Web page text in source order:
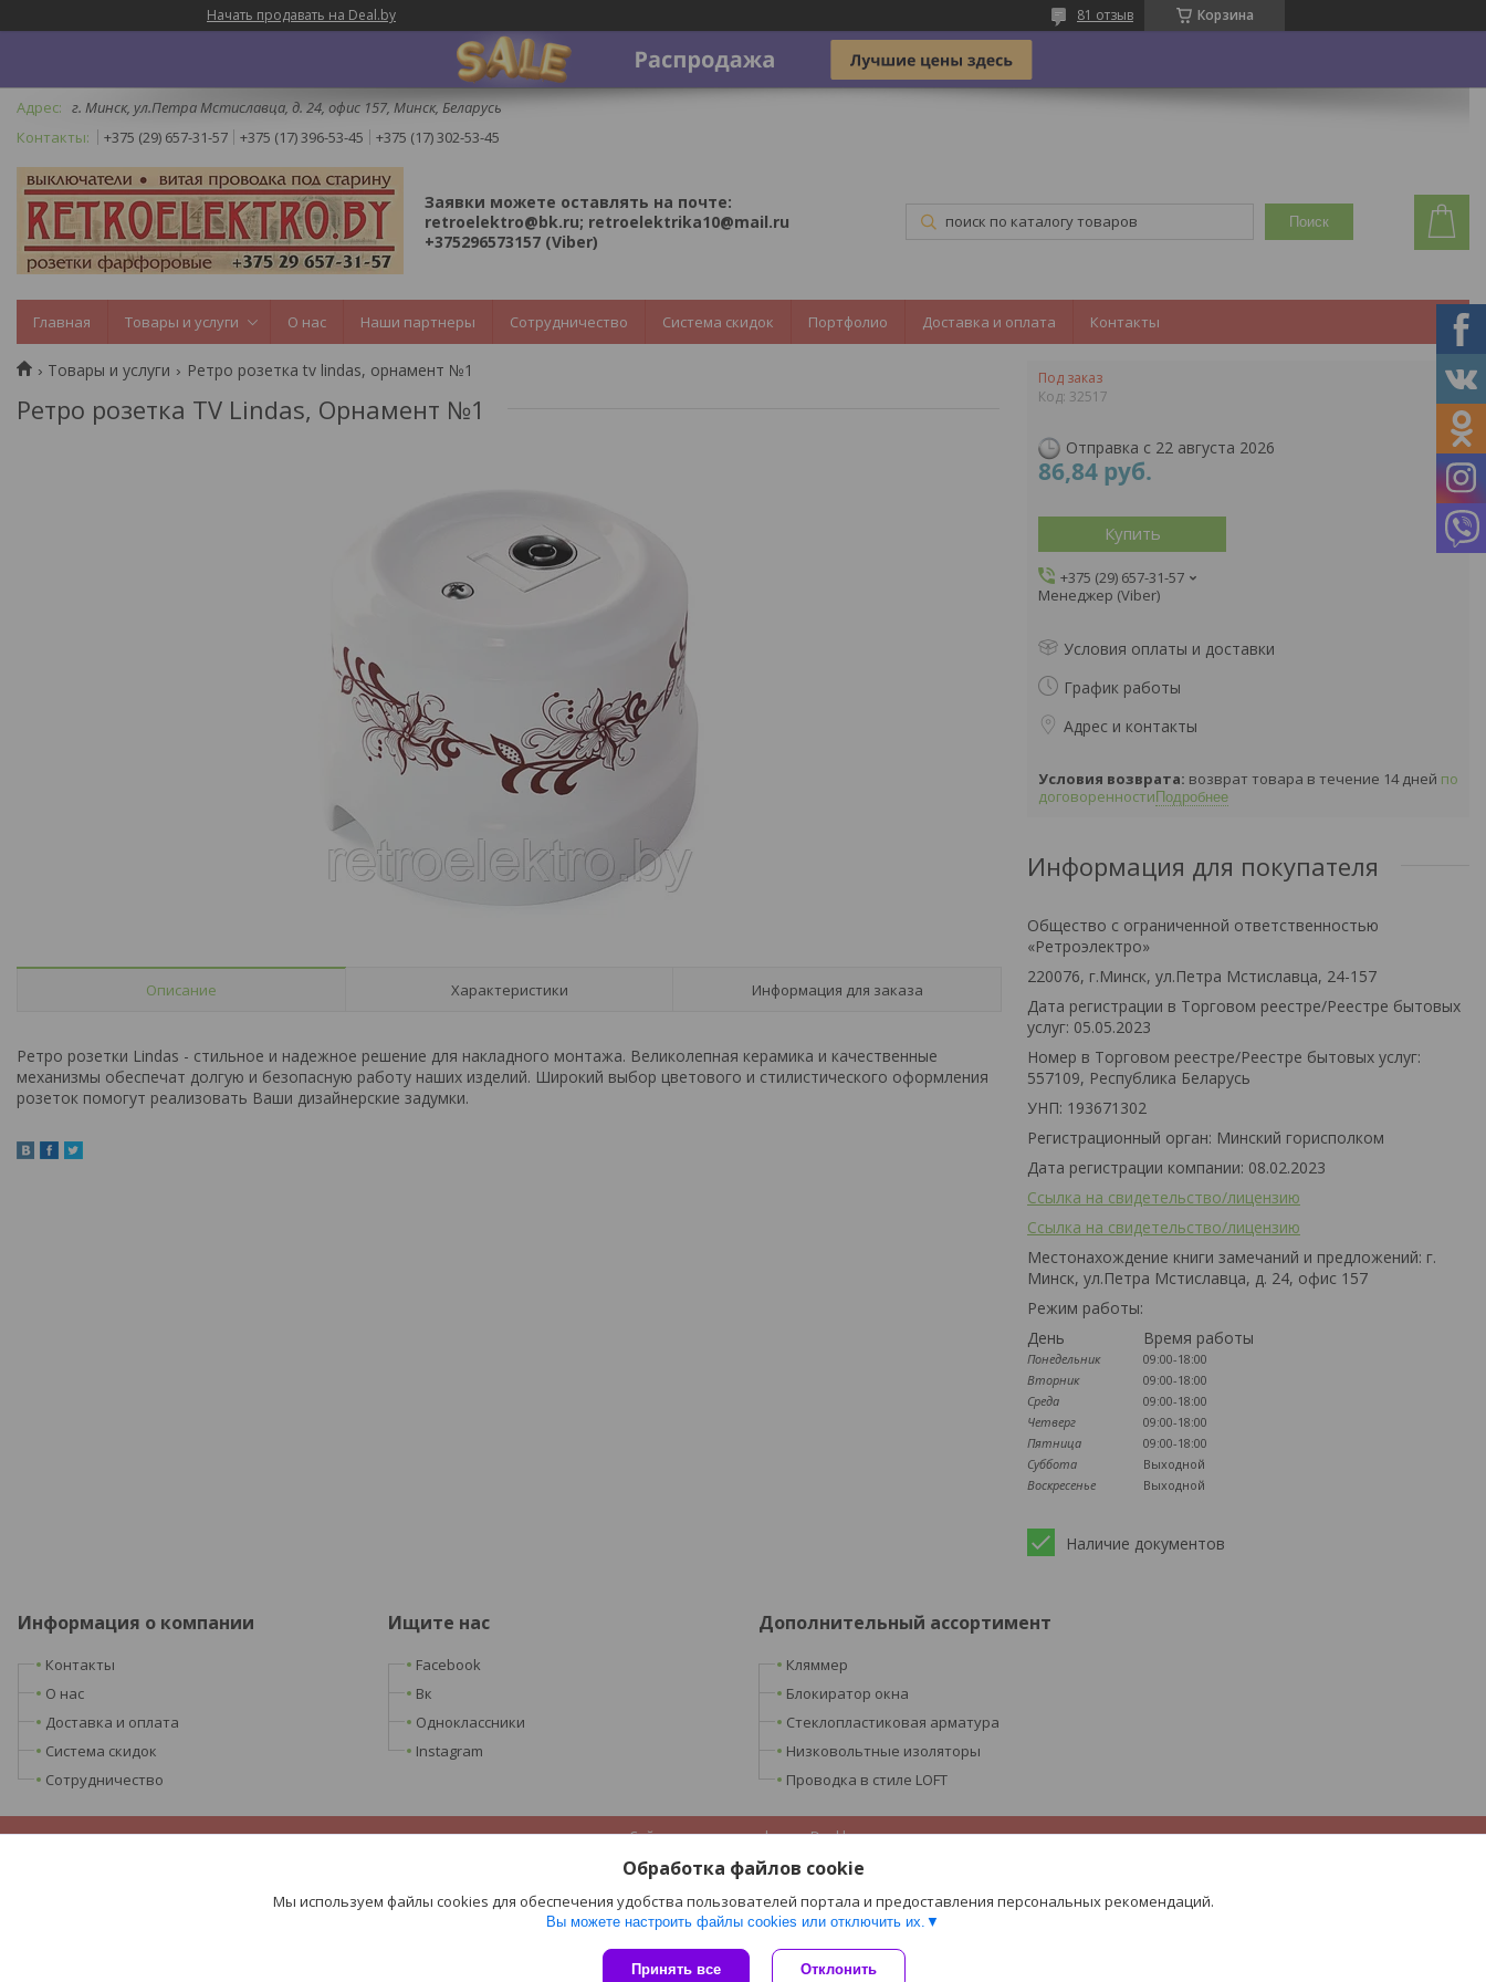
Начать продавать на Deal.by Корзина
81 отзыв
г. Минск, ул.Петра Мстиславца, д. 24, офис 157, Минск, Беларусь
+375 (29) 657-31-57
+375 (17) 396-53-45 +375 (17) 302-53-45
Заявки можете оставлять на почте:
retroelektro@bk.ru; retroelektrika10@mail.ru
+375296573157 (Viber)
Поиск
Главная Товары и услуги О нас Наши партнеры Сотрудничество Система скидок Портфолио Доставка и оплата Контакты
Товары и услуги Ретро розетка tv lindas, орнамент №1
Ретро розетка TV Lindas, Орнамент №1
Описание Характеристики Информация для заказа
Ретро розетки Lindas - стильное и надежное решение для накладного монтажа. Великолепная керамика и качественные
механизмы обеспечат долгую и безопасную работу наших изделий. Широкий выбор цветового и стилистического оформления
розеток помогут реализовать Ваши дизайнерские задумки.
Под заказ
Код: 32517
Отправка с 22 августа 2026
86,84 руб.
Купить
+375 (29) 657-31-57
Менеджер (Viber)
Условия оплаты и доставки
График работы
Адрес и контакты
возврат товара в течение 14 дней по
договоренности Подробнее
Информация для покупателя
Общество с ограниченной ответственностью
«Ретроэлектро»
220076, г.Минск, ул.Петра Мстиславца, 24-157
Дата регистрации в Торговом реестре/Реестре бытовых
услуг: 05.05.2023
Номер в Торговом реестре/Реестре бытовых услуг:
557109, Республика Беларусь
УНП: 193671302
Регистрационный орган: Минский горисполком
Дата регистрации компании: 08.02.2023
Ссылка на свидетельство/лицензию
Ссылка на свидетельство/лицензию
Местонахождение книги замечаний и предложений: г.
Минск, ул.Петра Мстиславца, д. 24, офис 157
Режим работы:
День
Время работы
Понедельник
09:00-18:00
Вторник
09:00-18:00
Среда
09:00-18:00
Четверг
09:00-18:00
Пятница
09:00-18:00
Суббота
Выходной
Воскресенье
Выходной
Наличие документов
Информация о компании
Контакты
О нас
Доставка и оплата
Система скидок
Сотрудничество
Ищите нас
Facebook
Вк
Одноклассники
Instagram
Дополнительный ассортимент
Кляммер
Блокиратор окна
Стеклопластиковая арматура
Низковольтные изоляторы
Проводка в стиле LOFT
Сайт создан на платформе Deal.by
Политика обработки файлов cookies
Обработка файлов cookie
Мы используем файлы cookies для обеспечения удобства пользователей портала и предоставления персональных рекомендаций.
Вы можете настроить файлы cookies или отключить их.
Принять все Отклонить
ООО «Ретроэлектро» |Пожаловаться на контент
Select Language▼